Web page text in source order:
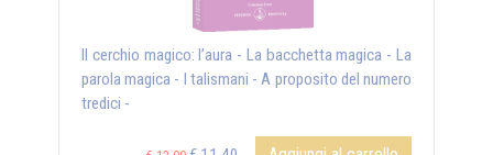
Il cerchio magico: l’aura - La bacchetta magica - La
parola magica - I talismani - A proposito del numero
tredici -